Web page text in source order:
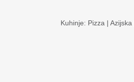
Kuhinje: Pizza | Azijska